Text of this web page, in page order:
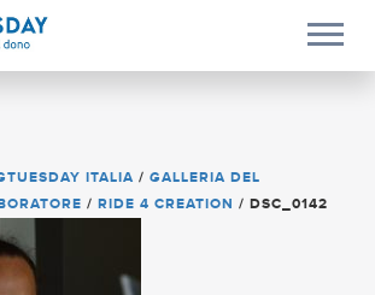
ITALIA / GALLERIA DEL
/ RIDE 4 CREATION / DSC_0142